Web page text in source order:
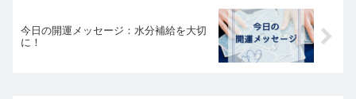
今日の開運メッセージ：水分補給を大切
に！